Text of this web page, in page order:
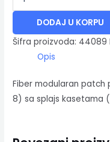
DODAJ U KORPU
Šifra proizvoda: 44089
Opis
Fiber modularan patch
8) sa splajs kasetama